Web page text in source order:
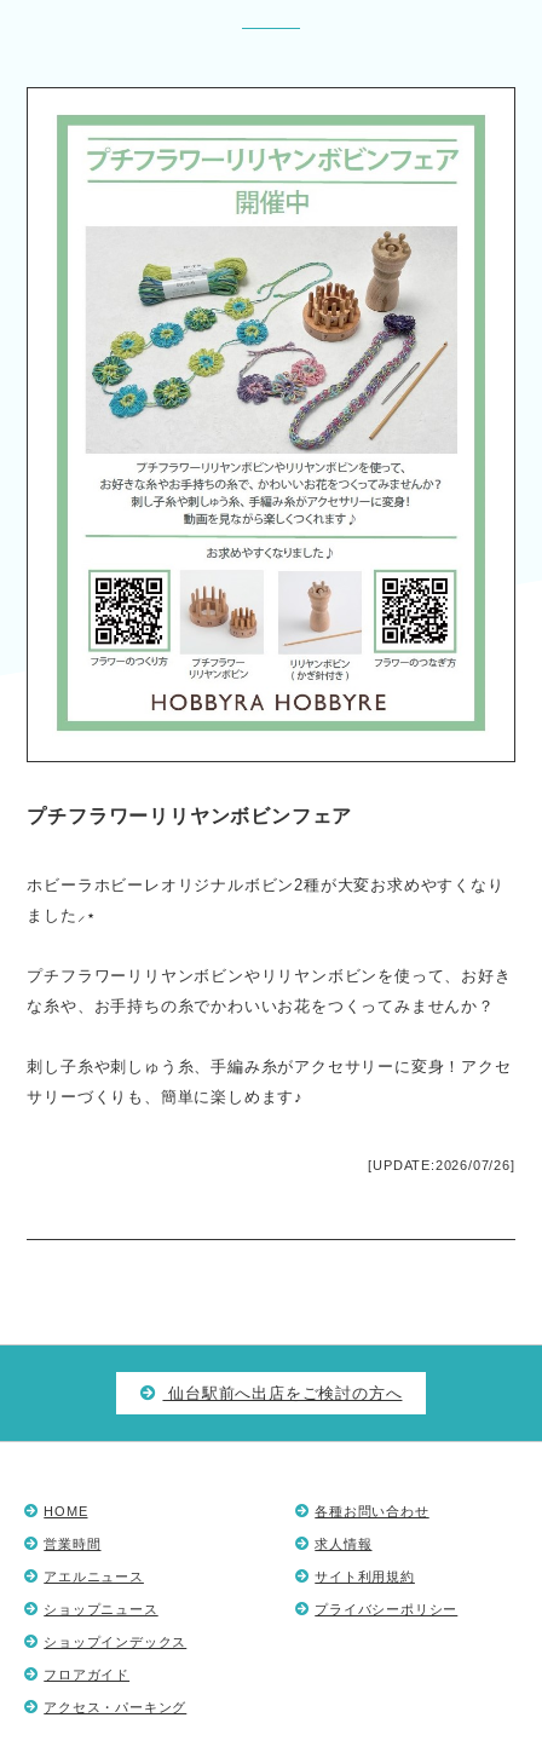
プチフラワーリリヤンボビンフェア
ホビーラホビーレオリジナルボビン2種が大変お求めやすくなり
ました⸝⋆
プチフラワーリリヤンボビンやリリヤンボビンを使って、お好き
な糸や、お手持ちの糸でかわいいお花をつくってみませんか？
刺し子糸や刺しゅう糸、手編み糸がアクセサリーに変身！アクセ
サリーづくりも、簡単に楽しめます♪
[UPDATE:2026/07/26]
仙台駅前へ出店をご検討の方へ
HOME
営業時間
アエルニュース
ショップニュース
ショップインデックス
フロアガイド
アクセス・パーキング
各種お問い合わせ
求人情報
サイト利用規約
プライバシーポリシー